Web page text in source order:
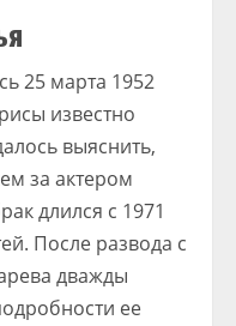
25 марта 1952
известно
выяснить,
за актером
длился с 1971
После развода с
дважды
ее